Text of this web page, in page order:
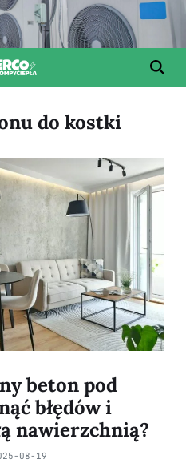
do kostki
beton pod
błędów i
nawierzchnią?
08-19